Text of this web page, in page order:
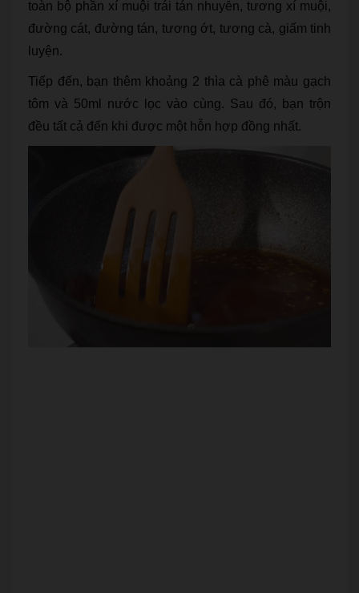
toàn bộ phần xí muội trái tán nhuyễn, tương xí muội,
đường cát, đường tán, tương ớt, tương cà, giấm tinh
luyện.
Tiếp đến, bạn thêm khoảng 2 thìa cà phê màu gạch
tôm và 50ml nước lọc vào cùng. Sau đó, bạn trộn
đều tất cả đến khi được một hỗn hợp đồng nhất.